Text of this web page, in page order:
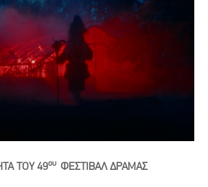
ΤΟΥ 49ου ΦΕΣΤΙΒΑΛ ΔΡΑΜΑΣ